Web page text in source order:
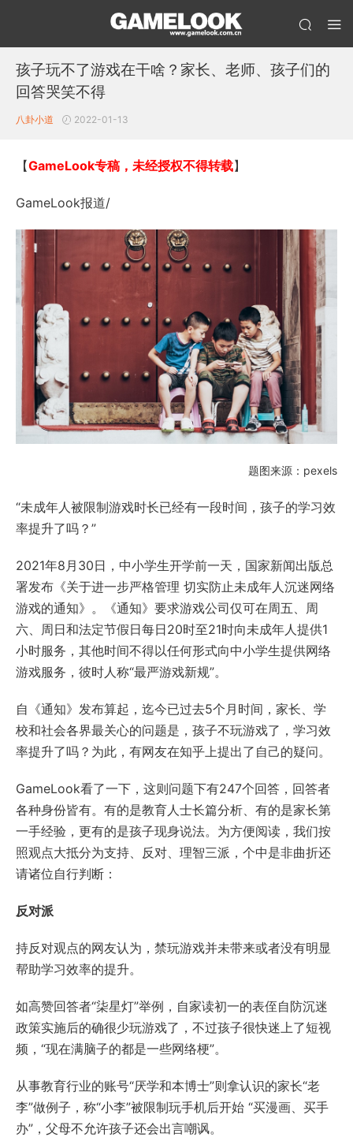
孩子玩不了游戏在干啥？家长、老师、孩子们的
回答哭笑不得
八卦小道 2022-01-13
【GameLook专稿，未经授权不得转载】
GameLook报道/
题图来源：pexels
“未成年人被限制游戏时长已经有一段时间，孩子的学习效
率提升了吗？”
2021年8月30日，中小学生开学前一天，国家新闻出版总
署发布《关于进一步严格管理 切实防止未成年人沉迷网络
游戏的通知》。《通知》要求游戏公司仅可在周五、周
六、周日和法定节假日每日20时至21时向未成年人提供1
小时服务，其他时间不得以任何形式向中小学生提供网络
游戏服务，彼时人称“最严游戏新规”。
自《通知》发布算起，迄今已过去5个月时间，家长、学
校和社会各界最关心的问题是，孩子不玩游戏了，学习效
率提升了吗？为此，有网友在知乎上提出了自己的疑问。
GameLook看了一下，这则问题下有247个回答，回答者
各种身份皆有。有的是教育人士长篇分析、有的是家长第
一手经验，更有的是孩子现身说法。为方便阅读，我们按
照观点大抵分为支持、反对、理智三派，个中是非曲折还
请诸位自行判断：
反对派
持反对观点的网友认为，禁玩游戏并未带来或者没有明显
帮助学习效率的提升。
如高赞回答者“柒星灯”举例，自家读初一的表侄自防沉迷
政策实施后的确很少玩游戏了，不过孩子很快迷上了短视
频，“现在满脑子的都是一些网络梗”。
从事教育行业的账号“厌学和本博士”则拿认识的家长“老
李”做例子，称“小李”被限制玩手机后开始 “买漫画、买手
办”，父母不允许孩子还会出言嘲讽。